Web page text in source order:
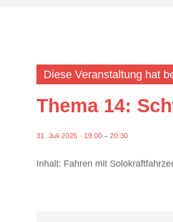
Diese Veranstaltung hat
Thema 14:
31. Juli 2025 · 19:00 – 20:30
Inhalt: Fahren mit